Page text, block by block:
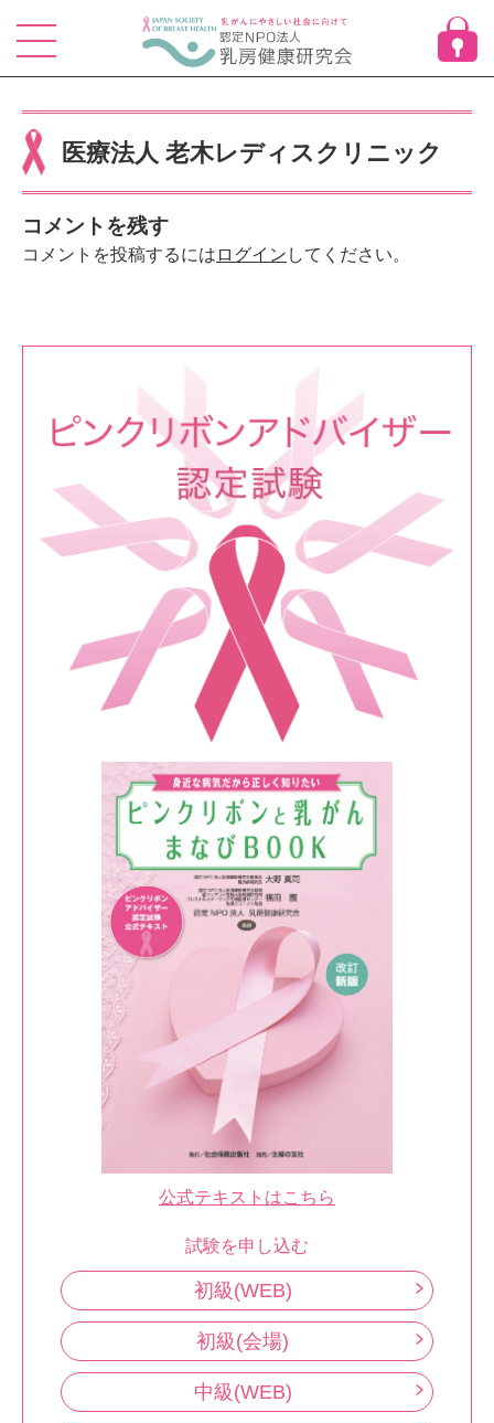
医療法人 老木レディスクリニック
コメントを残す
コメントを投稿するには ログイン してください。
公式テキストはこちら
試験を申し込む
初級(WEB)
初級(会場)
中級(WEB)